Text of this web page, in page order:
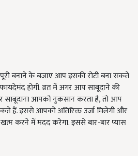
बनाने के बजाए आप इसकी रोटी बना सकते
होगी. व्रत में अगर आप साबूदाने की
साबूदाना आपको नुकसान करता है, तो आप
हैं. इससे आपको अतिरिक्त उर्जा मिलेगी और
करने में मदद करेगा. इससे बार-बार प्यास